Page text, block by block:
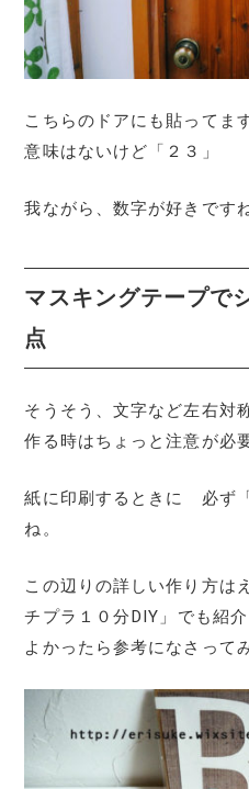
こちらのドアにも貼ってます
意味はないけど「２３」
我ながら、数字が好きです
マスキングテープで
点
そうそう、文字など左右対
作る時はちょっと注意が必
紙に印刷するときに 必ず
ね。
この辺りの詳しい作り方は
チプラ１０分DIY」でも紹介
よかったら参考になさって